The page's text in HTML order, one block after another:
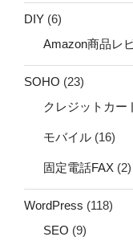
DIY (6)
Amazon商品レ
SOHO (23)
クレジットカー
モバイル (16)
固定電話FAX (2)
WordPress (118)
SEO (9)